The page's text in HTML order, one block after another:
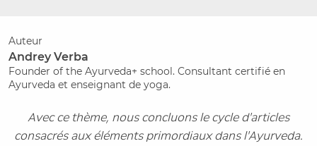
Auteur
Andrey Verba
Founder of the Ayurveda+ school. Consultant certifié en
Ayurveda et enseignant de yoga.
Avec ce thème, nous concluons le cycle d'articles
consacrés aux éléments primordiaux dans l'Ayurveda.